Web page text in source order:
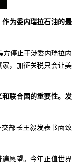
为委内瑞拉石油的最
方停止干涉委内瑞拉内
，加征关税只会让美
和联合国的重要性。发
部长王毅发表书面致
愿望。今年正值世界